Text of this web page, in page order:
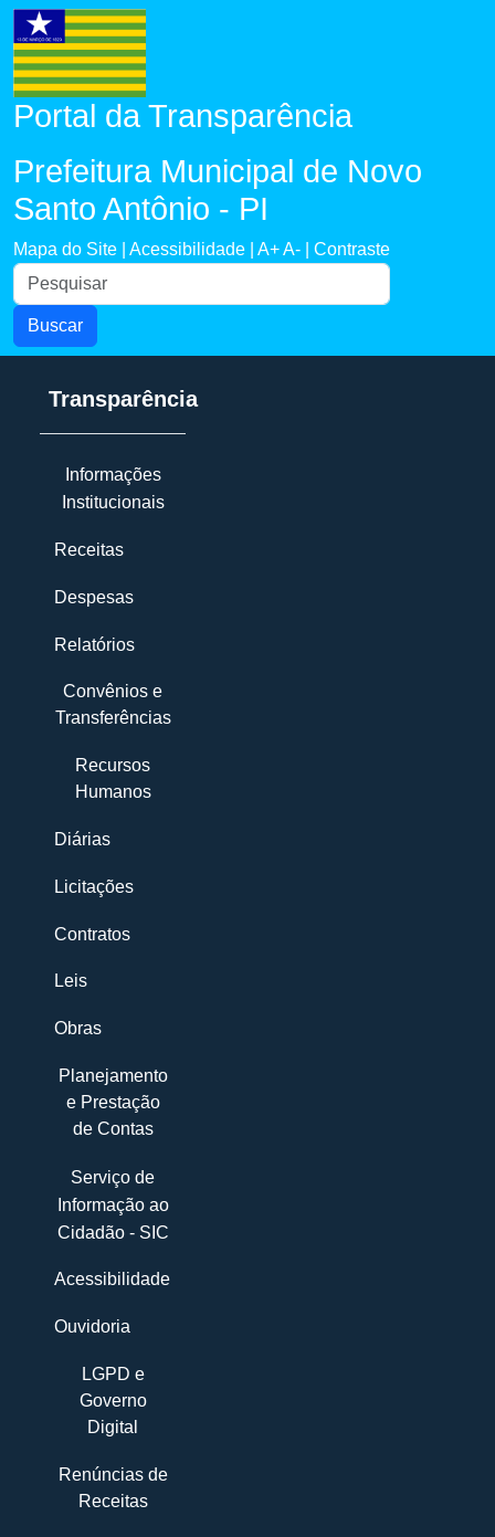
Portal da Transparência
Prefeitura Municipal de Novo
Santo Antônio - PI
Mapa do Site | Acessibilidade | A+A- | Contraste
Buscar
Transparência
Informações
Institucionais
Receitas
Despesas
Relatórios
Convênios e
Transferências
Recursos
Humanos
Diárias
Licitações
Contratos
Leis
Obras
Planejamento
e Prestação
de Contas
Serviço de
Informação ao
Cidadão - SIC
Acessibilidade
Ouvidoria
LGPD e
Governo
Digital
Renúncias de
Receitas